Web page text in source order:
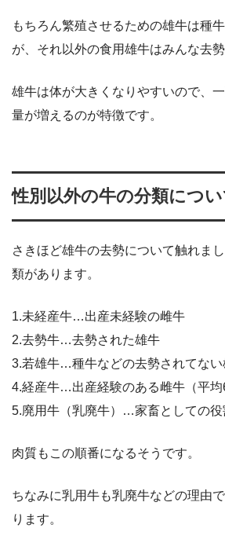
もちろん繁殖させるための雄牛は種
が、それ以外の食用雄牛はみんな去勢
雄牛は体が大きくなりやすいので、
量が増えるのが特徴です。
性別以外の牛の分類につ
さきほど雄牛の去勢について触れま
類があります。
1.未経産牛…出産未経験の雌牛
2.去勢牛…去勢された雄牛
3.若雄牛…種牛などの去勢されてない
4.経産牛…出産経験のある雌牛（平均
5.廃用牛（乳廃牛）…家畜としての
肉質もこの順番になるそうです。
ちなみに乳用牛も乳廃牛などの理由
ります。